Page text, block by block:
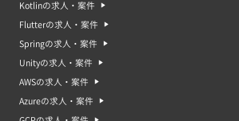
Kotlinの求人・案件
Flutterの求人・案件
Springの求人・案件
Unityの求人・案件
AWSの求人・案件
Azureの求人・案件